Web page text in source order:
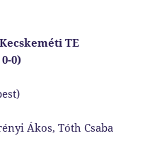
TE
0)
Ákos, Tóth Csaba